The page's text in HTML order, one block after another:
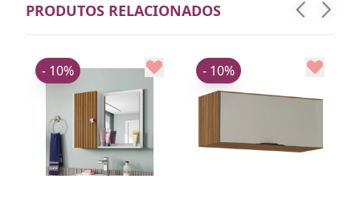
PRODUTOS RELACIONADOS
- 10% - 10%